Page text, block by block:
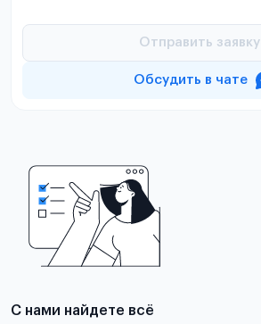
Отправить заявку
Обсудить в чате
С нами найдете всё